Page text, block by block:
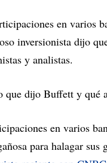
en varios
inversionista dijo
y analistas.
dijo Buffett y qué
en varios
para halagar